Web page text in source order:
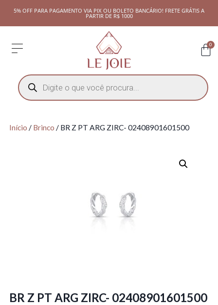
5% OFF PARA PAGAMENTO VIA PIX OU BOLETO BANCÁRIO! FRETE GRÁTIS A
PARTIR DE R$ 1000
0
Início / Brinco / BR Z PT ARG ZIRC- 02408901601500
BR Z PT ARG ZIRC- 02408901601500